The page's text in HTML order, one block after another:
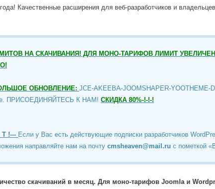
Качественные расширения для веб-разработчиков и
НА СКАЧИВАНИЯ! ДЛЯ МОНО-ТАРИФОВ ЛИМИТ
ОБНОВЛЕНИЕ: JCE-AKEEBA-JOOMSHAPER-YOOTHEME-
ПРИСОЕДИНЯЙТЕСЬ К НАМ! СКИДКА 80%-!-!-!
!--- Если у Вас есть действующие подписки разработчиков
направляйте нам на почту cmsheaven@mail.ru c пометкой
скачиваний в месяц. Для моно-тарифов Joomla и